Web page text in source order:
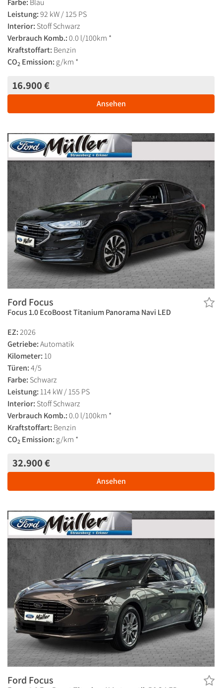
Leistung:92 kW / 125 PS
Interior: Stoff Schwarz
Verbrauch Komb.:0.0 l/100km *
Kraftstoffart: Benzin
CO2 Emission: g/km *
16.900 €
Ansehen
Ford Focus
Focus 1.0 EcoBoost Titanium Panorama Navi LED
EZ:2026
Getriebe:Automatik
Kilometer: 10
Türen:4/5
Farbe: Schwarz
Leistung: 114 kW / 155 PS
Interior: Stoff Schwarz
Verbrauch Komb.:0.0 l/100km *
Kraftstoffart: Benzin
CO2 Emission: g/km *
32.900 €
Ansehen
Ford Focus